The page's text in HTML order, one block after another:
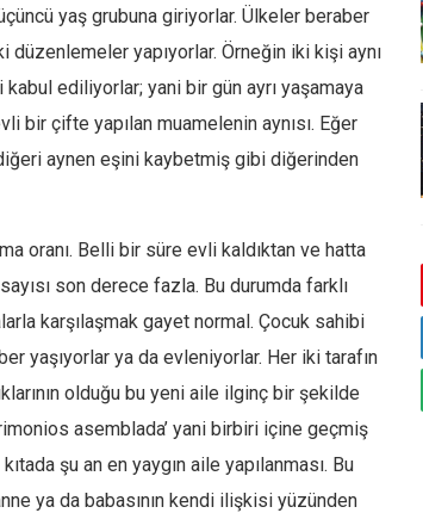
yaş grubuna giriyorlar. Ülkeler beraber
düzenlemeler yapıyorlar. Örneğin iki kişi aynı
ediliyorlar; yani bir gün ayrı yaşamaya
bir çifte yapılan muamelenin aynısı. Eğer
aynen eşini kaybetmiş gibi diğerinden
oranı. Belli bir süre evli kaldıktan ve hatta
son derece fazla. Bu durumda farklı
karşılaşmak gayet normal. Çocuk sahibi
yaşıyorlar ya da evleniyorlar. Her iki tarafın
olduğu bu yeni aile ilginç bir şekilde
asemblada’ yani birbiri içine geçmiş
şu an en yaygın aile yapılanması. Bu
ya da babasının kendi ilişkisi yüzünden